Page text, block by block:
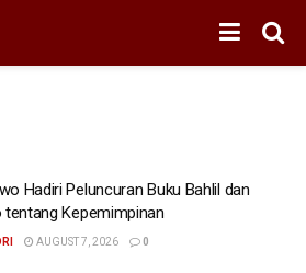
Hadiri Peluncuran Buku Bahlil dan
tentang Kepemimpinan
AUGUST 7, 2026 0